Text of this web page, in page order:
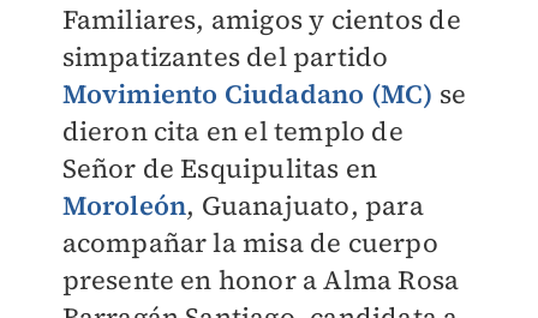
Familiares, amigos y cientos de
simpatizantes del partido
Movimiento Ciudadano (MC) se
dieron cita en el templo de
Señor de Esquipulitas en
Moroleón, Guanajuato, para
acompañar la misa de cuerpo
presente en honor a Alma Rosa